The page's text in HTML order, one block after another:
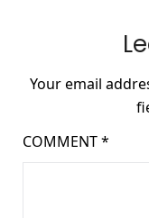
Your email
COMMENT*